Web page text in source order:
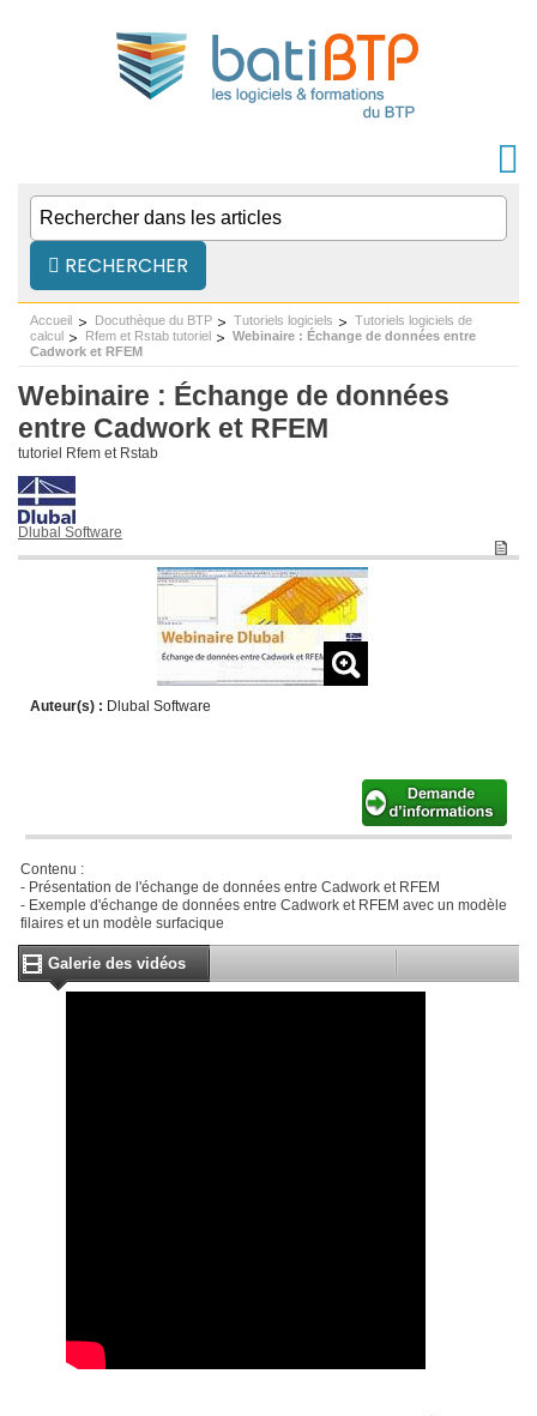
RECHERCHER
Accueil Docuthèque du BTP Tutoriels logiciels
Tutoriels logiciels de
calcul
Rfem et Rstab tutoriel
Webinaire : Échange de données entre
Cadwork et RFEM
Webinaire : Échange de données
entre Cadwork et RFEM
tutoriel Rfem et Rstab
Dlubal Software
Auteur(s) : Dlubal Software
Contenu :
- Présentation de l'échange de données entre Cadwork et RFEM
- Exemple d'échange de données entre Cadwork et RFEM avec un modèle
filaires et un modèle surfacique
Galerie des vidéos